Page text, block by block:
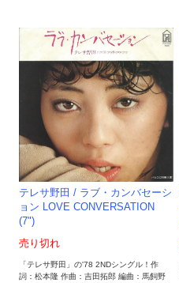
テレサ野田 / ラブ・カンバセーシ
ョン LOVE CONVERSATION
(7")
売り切れ
「テレサ野田」の'78 2NDシングル！作
詞：松本隆 作曲：吉田拓郎 編曲：馬飼野